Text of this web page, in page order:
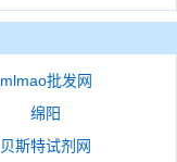
mlmao批发网
绵阳
贝斯特试剂网